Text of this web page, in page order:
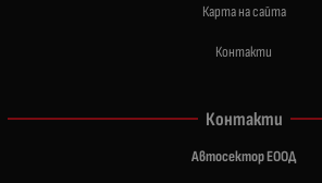
Карта на сайта
Контакти
Контакти
Автосектор ЕООД